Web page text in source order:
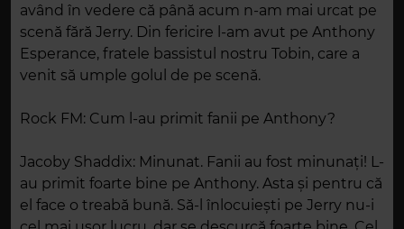
având în vedere că până acum n-am mai urcat pe
scenă fără Jerry. Din fericire l-am avut pe Anthony
Esperance, fratele bassistul nostru Tobin, care a
venit să umple golul de pe scenă.
Rock FM: Cum l-au primit fanii pe Anthony?
Jacoby Shaddix: Minunat. Fanii au fost minunați! L-
au primit foarte bine pe Anthony. Asta și pentru că
el face o treabă bună. Să-l înlocuiești pe Jerry nu-i